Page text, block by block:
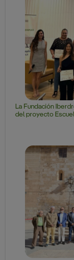
La Fundación
del proyecto